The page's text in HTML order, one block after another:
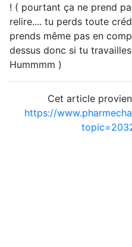
! ( pourtant ça ne prend
relire.... tu perds toute
prends même pas en
dessus donc si tu
Hummmm )
Cet article
https://